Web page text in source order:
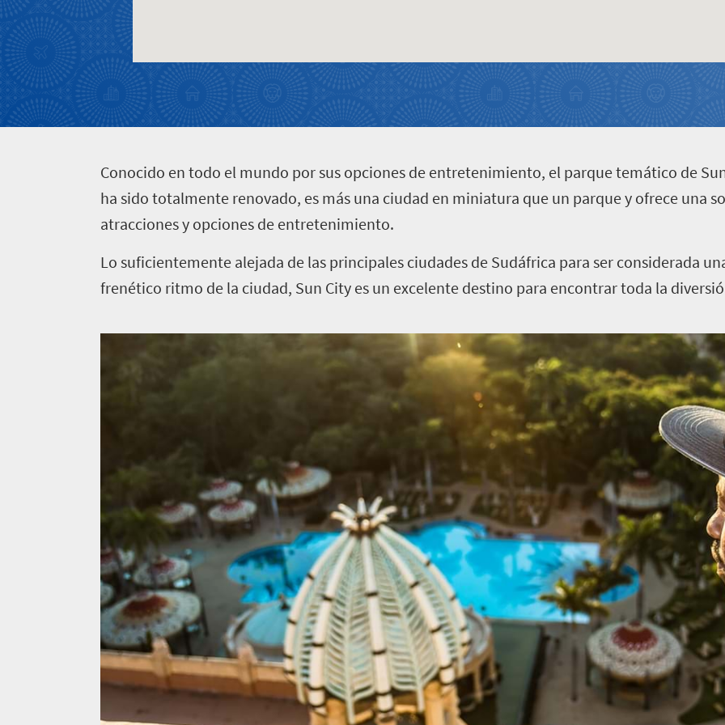
Bullicio
de
la
ciudad
Cultura
dinámica
gran
ciudad
Encanto
pueblerino
Contáctese
Conocido en todo el mundo por sus opciones de entretenimiento, el parque temático de
ha sido totalmente renovado, es más una ciudad en miniatura que un parque y ofrece una
atracciones y opciones de entretenimiento.
Lo suficientemente alejada de las principales ciudades de Sudáfrica para ser considerada
frenético ritmo de la ciudad, Sun City es un excelente destino para encontrar toda la